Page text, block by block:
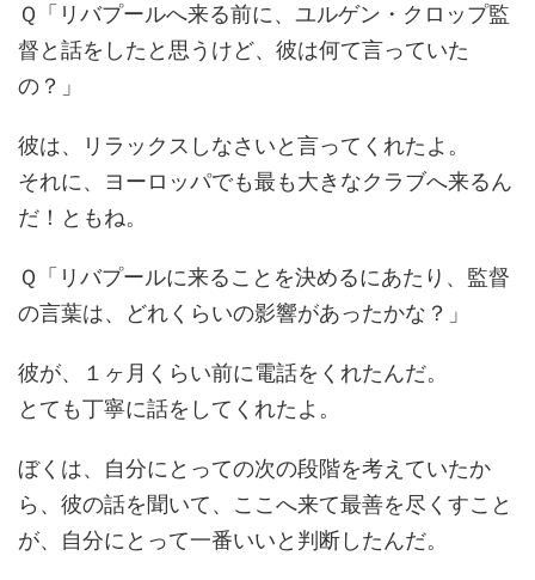
Ｑ「リバプールへ来る前に、ユルゲン・クロップ監
督と話をしたと思うけど、彼は何て言っていた
の？」
彼は、リラックスしなさいと言ってくれたよ。
それに、ヨーロッパでも最も大きなクラブへ来るん
だ！ともね。
Ｑ「リバプールに来ることを決めるにあたり、監督
の言葉は、どれくらいの影響があったかな？」
彼が、１ヶ月くらい前に電話をくれたんだ。
とても丁寧に話をしてくれたよ。
ぼくは、自分にとっての次の段階を考えていたか
ら、彼の話を聞いて、ここへ来て最善を尽くすこと
が、自分にとって一番いいと判断したんだ。